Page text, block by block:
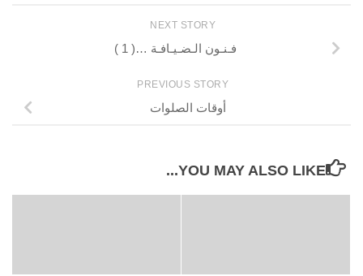
NEXT STORY
فـنـون الـضـيـافـة …( 1 )
PREVIOUS STORY
أوقات الصلوات
YOU MAY ALSO LIKE...